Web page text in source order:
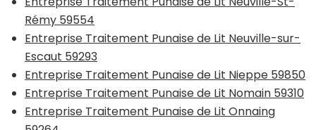
Rémy 59554
Entreprise Traitement Punaise de Lit Neuville-sur-
Escaut 59293
Entreprise Traitement Punaise de Lit Nieppe 59850
Entreprise Traitement Punaise de Lit Nomain 59310
Entreprise Traitement Punaise de Lit Onnaing